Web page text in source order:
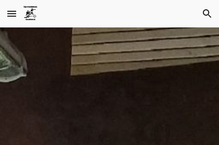
Skip to main content Skip to navigation